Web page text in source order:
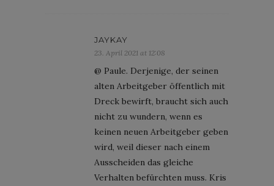
JAYKAY
23. April 2021 at 12:08
@ Paule. Derjenige, der seinen
alten Arbeitgeber öffentlich mit
Dreck bewirft, braucht sich auch
nicht zu wundern, wenn es
keinen neuen Arbeitgeber geben
wird, weil dieser nach einem
Ausscheiden das gleiche
Verhalten befürchten muss. Kris